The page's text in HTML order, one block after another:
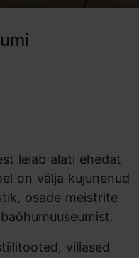
leiab alati ehedat
on välja kujunenud
osade meistrite
villased